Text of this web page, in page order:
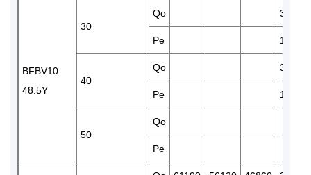
BFBV10
48.5Y
30
Qo 38110
Pe 10.21
40
Qo 32140
Pe 11.55
50
Qo
Pe